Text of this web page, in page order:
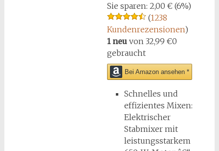
Sie sparen: 2,00 € (6%)
(1238
Kundenrezensionen)
1 neuvon 32,99 €0
gebraucht
Bei Amazon ansehen *
Schnelles und
effizientes Mixen:
Elektrischer
Stabmixer mit
leistungsstarkem